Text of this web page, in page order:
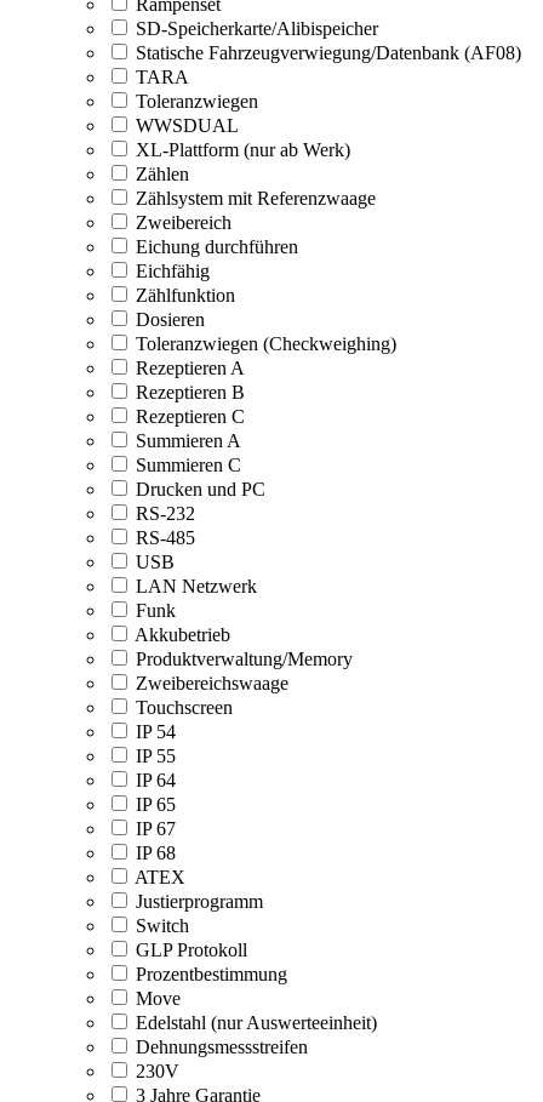
SD-Speicherkarte/Alibispeicher
Statische Fahrzeugverwiegung/Datenbank (AF08)
TARA
Toleranzwiegen
WWSDUAL
XL-Plattform (nur ab Werk)
Zählen
Zählsystem mit Referenzwaage
Zweibereich
Eichung durchführen
Eichfähig
Zählfunktion
Dosieren
Toleranzwiegen (Checkweighing)
Rezeptieren A
Rezeptieren B
Rezeptieren C
Summieren A
Summieren C
Drucken und PC
RS-232
RS-485
USB
LAN Netzwerk
Funk
Akkubetrieb
Produktverwaltung/Memory
Zweibereichswaage
Touchscreen
IP 54
IP 55
IP 64
IP 65
IP 67
IP 68
ATEX
Justierprogramm
Switch
GLP Protokoll
Prozentbestimmung
Move
Edelstahl (nur Auswerteeinheit)
Dehnungsmessstreifen
230V
3 Jahre Garantie